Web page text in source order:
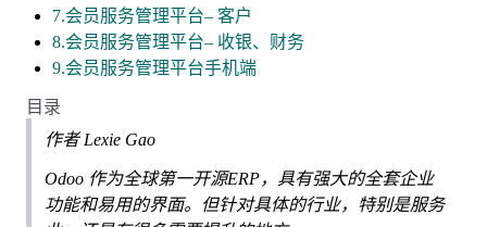
7.会员服务管理平台– 客户
8.会员服务管理平台– 收银、财务
9.会员服务管理平台手机端
目录
作者 Lexie Gao
Odoo 作为全球第一开源ERP，具有强大的全套企业
功能和易用的界面。但针对具体的行业，特别是服务